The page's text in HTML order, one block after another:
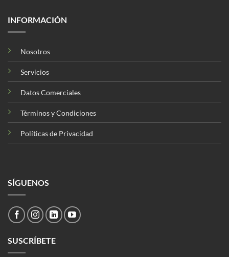
INFORMACIÓN
Nosotros
Servicios
Datos Comerciales
Términos y Condiciones
Políticas de Privacidad
SÍGUENOS
SUSCRÍBETE